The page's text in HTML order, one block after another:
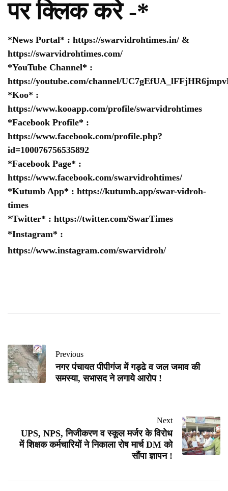
पर क्लिक करे -*
*News Portal* : https://swarvidrohtimes.in/ &
https://swarvidrohtimes.com/
*YouTube Channel* :
https://youtube.com/channel/
*Koo* :
https://www.kooapp.com/profile/swarvidrohtimes
*Facebook Profile* :
https://www.facebook.com/profile.php?
id=100076756535892
*Facebook Page* :
https://www.facebook.com/swarvidrohtimes/
*Kutumb App* : https://kutumb.app/swar-vidroh-
times
*Twitter* : https://twitter.com/SwarTimes
*Instagram* :
https://www.instagram.com/swarvidroh/
Previous
नगर पंचायत पीपीगंज में गड्ढे व जल जमाव की
समस्या, सभासद ने लगाये आरोप !
Next
UPS, NPS, निजीकरण व स्कूल मर्जर के विरोध
में शिक्षक कर्मचारियों ने निकाला रोष मार्च DM को
सौंपा ज्ञापन !